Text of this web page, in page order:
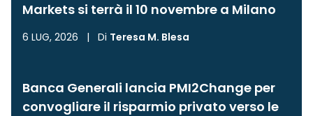
Markets si terrà il 10 novembre a Milano
6 LUG, 2026 | Di Teresa M. Blesa
Banca Generali lancia PMI2Change per
convogliare il risparmio privato verso le